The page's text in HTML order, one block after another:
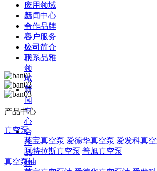
产
品
中
心
应
用
领
域
新
闻
中
心
合
作
品
牌
应用领域
新闻中心
合作品牌
客户服务
公司简介
联系品雅
产品中心
真空泵
莱宝真空泵 爱德华真空泵 爱发科真
阿特拉斯真空泵 普旭真空泵
真空泵油